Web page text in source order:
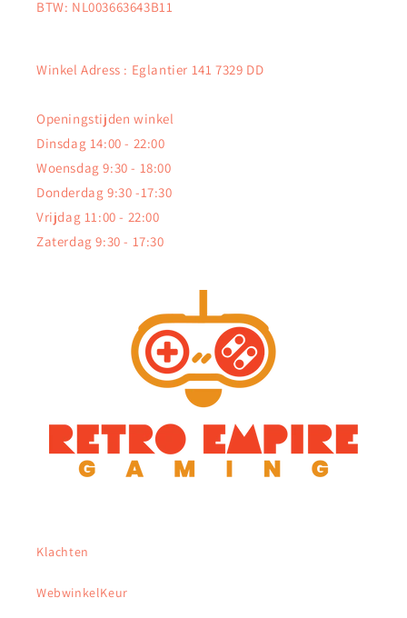
BTW: NL003663643B11
Winkel Adress : Eglantier 141 7329 DD
Openingstijden winkel
Dinsdag 14:00 - 22:00
Woensdag 9:30 - 18:00
Donderdag 9:30 -17:30
Vrijdag 11:00 - 22:00
Zaterdag 9:30 - 17:30
Klachten
WebwinkelKeur